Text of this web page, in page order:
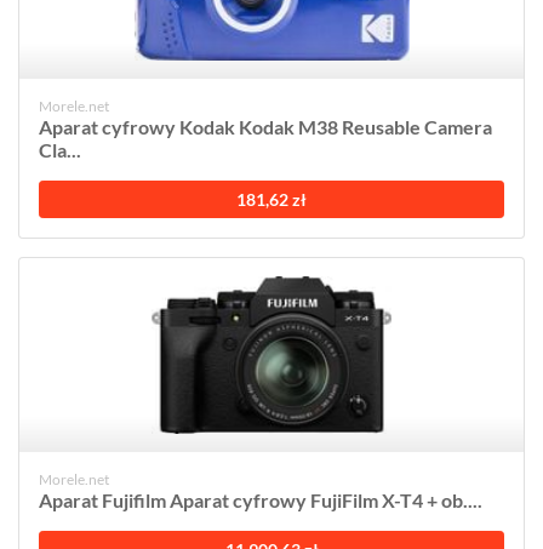
Morele.net
Aparat cyfrowy Kodak Kodak M38 Reusable Camera
Cla...
181,62 zł
Morele.net
Aparat Fujifilm Aparat cyfrowy FujiFilm X-T4 + ob....